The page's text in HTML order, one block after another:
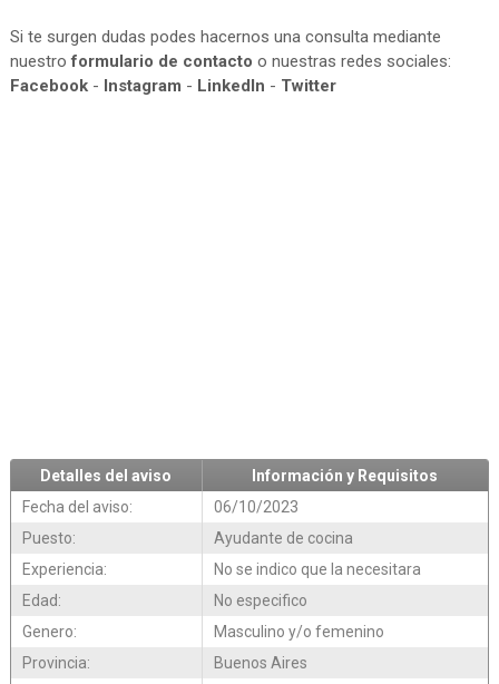
Si te surgen dudas podes hacernos una consulta mediante
nuestroformulario de contacto o nuestras redes sociales:
Facebook- Instagram - LinkedIn - Twitter
Detalles del aviso
Información y Requisitos
Fecha del aviso:
06/10/2023
Puesto:
Ayudante de cocina
Experiencia:
No se indico que la necesitara
Edad:
No especifico
Genero:
Masculino y/o femenino
Provincia:
Buenos Aires